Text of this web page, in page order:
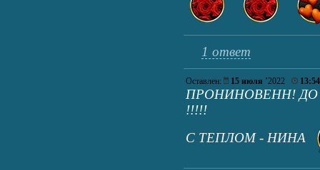
1 ответ
Оставлен: 15 июля ’2022 13:54
ПРОНИНОВЕНН! ДО
!!!!!
С ТЕПЛОМ - НИНА